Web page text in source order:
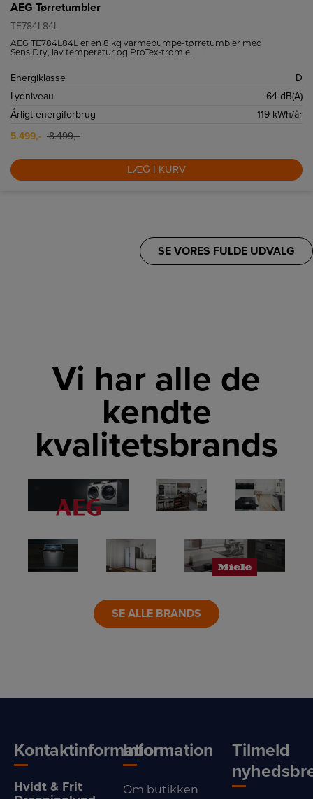
AEG Tørretumbler
TE784L84L
AEG TE784L84L er en 8 kg varmepumpe-tørretumbler med
SensiDry, lav temperatur og ProTex-tromle.
Energiklasse
D
Lydniveau
64 dB(A)
Årligt energiforbrug
119 kWh/år
5.499,-
8.499,-
LÆG I KURV
SE VORES FULDE UDVALG
Vi har alle de
kendte
kvalitetsbrands
LINK LINK LINK
LINK LINK LINK
SE ALLE BRANDS
Kontaktinformation
Hvidt & Frit
Information
Om butikken
Tilmeld